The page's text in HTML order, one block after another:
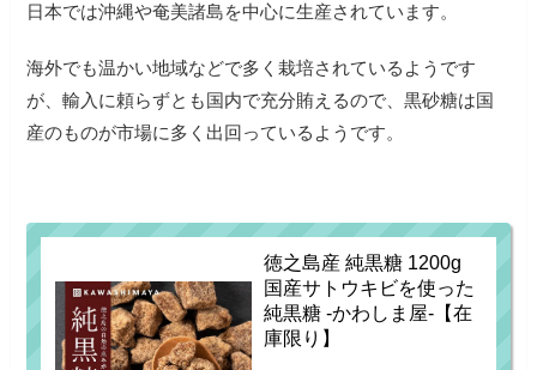
日本では沖縄や奄美諸島を中心に生産されています。
海外でも温かい地域などで多く栽培されているようです
が、輸入に頼らずとも国内で充分賄えるので、黒砂糖は国
産のものが市場に多く出回っているようです。
徳之島産 純黒糖 1200g
国産サトウキビを使った
純黒糖 -かわしま屋-【在
庫限り】